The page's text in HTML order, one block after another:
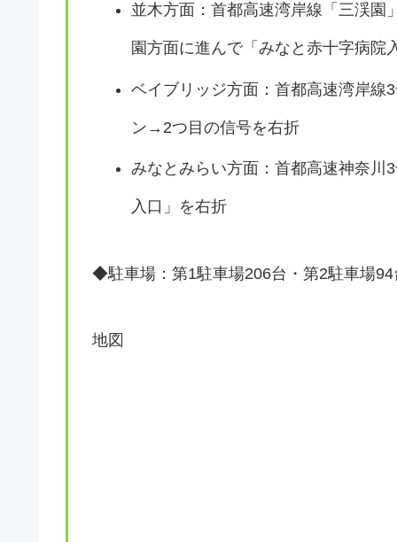
並木方面：首都高速湾岸線「三渓
園方面に進んで「みなと赤十字病院
ベイブリッジ方面：首都高速湾岸
ン→2つ目の信号を右折
みなとみらい方面：首都高速神奈
入口」を右折
◆駐車場：第1駐車場206台・第2駐車場
地図